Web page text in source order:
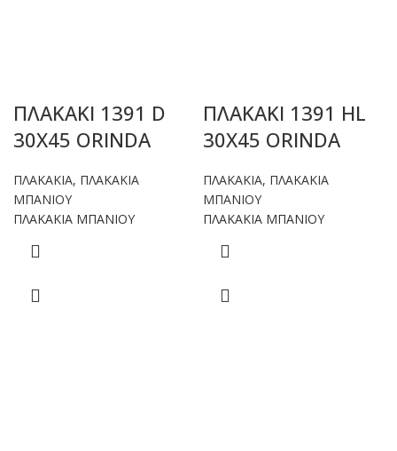
ΠΛΑΚΑΚΙ 1391 D
30X45 ORINDA
ΠΛΑΚΑΚΙΑ, ΠΛΑΚΑΚΙΑ
ΜΠΑΝΙΟΥ
ΠΛΑΚΑΚΙΑ ΜΠΑΝΙΟΥ
ΠΛΑΚΑΚΙ 1391 HL
30X45 ORINDA
ΠΛΑΚΑΚΙΑ, ΠΛΑΚΑΚΙΑ
ΜΠΑΝΙΟΥ
ΠΛΑΚΑΚΙΑ ΜΠΑΝΙΟΥ